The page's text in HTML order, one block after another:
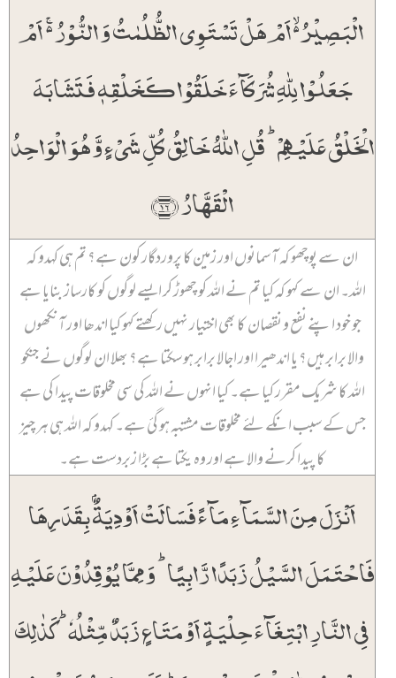
الۡبَصِیۡرُ ۬ۙ اَمۡ ہَلۡ تَسۡتَوِی الظُّلُمٰتُ وَ النُّوۡرُ ۬ۚ اَمۡ
جَعَلُوۡا لِلّٰہِ شُرَکَآءَ خَلَقُوۡا کَخَلۡقِہٖ فَتَشَابَہَ
الۡخَلۡقُ عَلَیۡہِمۡ ؕ قُلِ اللّٰہُ خَالِقُ کُلِّ شَیۡءٍ وَّ ہُوَ الۡوَاحِدُ
الۡقَہَّارُ ﴿۱۶﴾
ان سے پوچھو کہ آسمانوں اور زمین کا پروردگار کون ہے؟ تم ہی کہدو کہ
اللہ۔ ان سے کہو کہ کیا تم نے اللہ کو چھوڑ کر ایسے لوگوں کو کارساز بنایا ہے
جو خود اپنے نفع و نقصان کا بھی اختیار نہیں رکھتے کہو کیا اندھا اور آنکھوں
والا برابر ہیں؟ یا اندھیرا اور اجالا برابر ہو سکتا ہے؟ بھلا ان لوگوں نے جنکو
اللہ کا شریک مقرر کیا ہے۔ کیا انہوں نے اللہ کی سی مخلوقات پیدا کی ہے
جس کے سبب انکے لئے مخلوقات مشتبہ ہو گئ ہے۔ کہدو کہ اللہ ہی ہر چیز
کا پیدا کرنے والا ہے اور وہ یکتا ہے بڑا زبردست ہے۔
اَنۡزَلَ مِنَ السَّمَآءِ مَآءً فَسَالَتۡ اَوۡدِیَۃٌۢ بِقَدَرِہَا
فَاحۡتَمَلَ السَّیۡلُ زَبَدًا رَّابِیًا ؕ وَ مِمَّا یُوۡقِدُوۡنَ عَلَیۡہِ
فِی النَّارِ ابۡتِغَآءَ حِلۡیَۃٍ اَوۡ مَتَاعٍ زَبَدٌ مِّثۡلُہٗ ؕ کَذٰلِکَ